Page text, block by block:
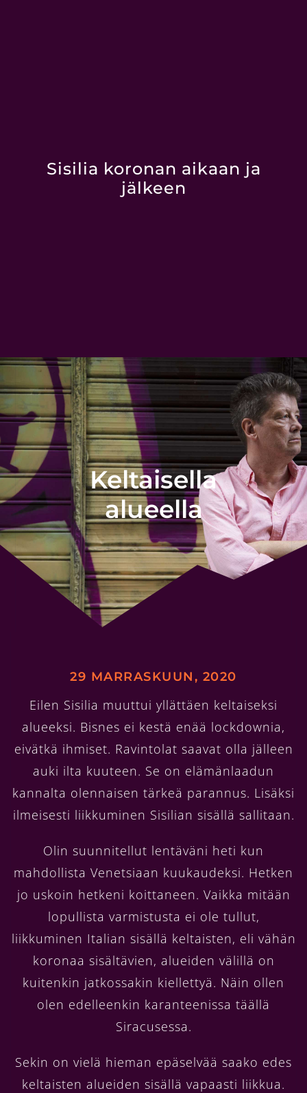
Sisilia koronan aikaan ja
jälkeen
Keltaisella
alueella
29 MARRASKUUN, 2020
Eilen Sisilia muuttui yllättäen keltaiseksi
alueeksi. Bisnes ei kestä enää lockdownia,
eivätkä ihmiset. Ravintolat saavat olla jälleen
auki ilta kuuteen. Se on elämänlaadun
kannalta olennaisen tärkeä parannus. Lisäksi
ilmeisesti liikkuminen Sisilian sisällä sallitaan.
Olin suunnitellut lentäväni heti kun
mahdollista Venetsiaan kuukaudeksi. Hetken
jo uskoin hetkeni koittaneen. Vaikka mitään
lopullista varmistusta ei ole tullut,
liikkuminen Italian sisällä keltaisten, eli vähän
koronaa sisältävien, alueiden välillä on
kuitenkin jatkossakin kiellettyä. Näin ollen
olen edelleenkin karanteenissa täällä
Siracusessa.
Sekin on vielä hieman epäselvää saako edes
keltaisten alueiden sisällä vapaasti liikkua.